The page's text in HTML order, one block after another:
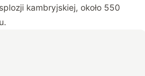
kambryjskiej, około 550